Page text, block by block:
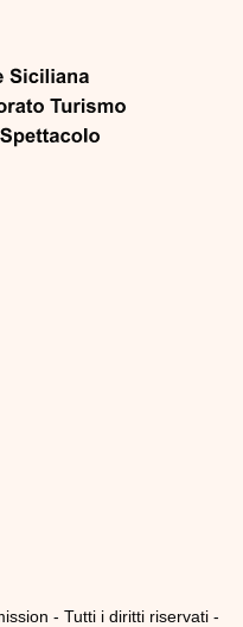
- Tutti i diritti riservati -